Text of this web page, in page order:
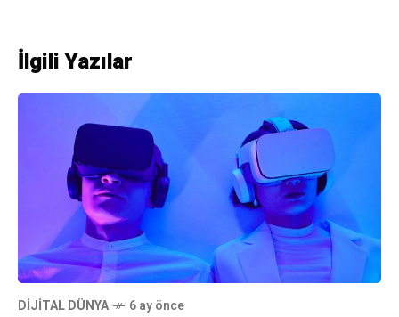
İlgili Yazılar
DIJITAL DÜNYA 6 ay önce